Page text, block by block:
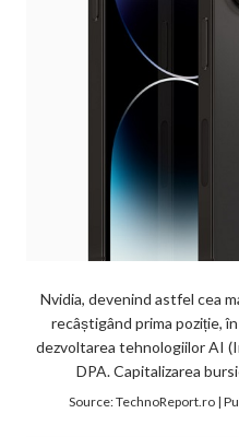
Nvidia, devenind astfel cea
recâștigând prima poziție,
dezvoltarea tehnologiilor AI
DPA. Capitalizarea
Source:TechnoReport.ro|